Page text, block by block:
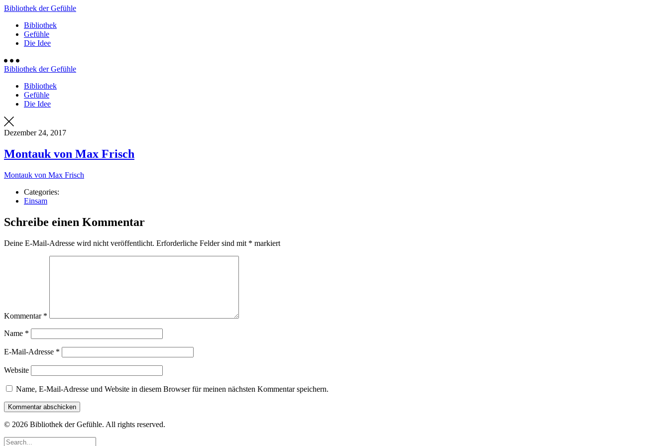
Bibliothek der Gefühle
Bibliothek
Gefühle
Die Idee
Bibliothek der Gefühle
Bibliothek
Gefühle
Die Idee
Dezember 24, 2017
Montauk von Max Frisch
Montauk von Max Frisch
Categories:
Einsam
Schreibe einen Kommentar
Deine E-Mail-Adresse wird nicht veröffentlicht. Erforderliche Felder sind mit * markiert
Kommentar *
Name *
E-Mail-Adresse *
Website
Name, E-Mail-Adresse und Website in diesem Browser für meinen nächsten Kommentar speichern.
© 2026 Bibliothek der Gefühle. All rights reserved.